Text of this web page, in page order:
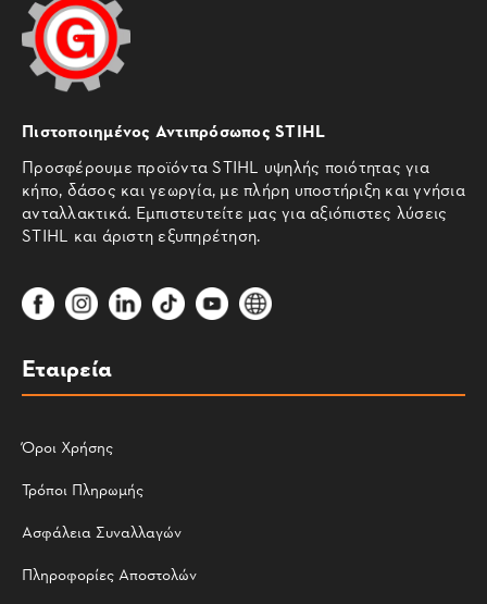
Πιστοποιημένος Αντιπρόσωπος STIHL
Προσφέρουμε προϊόντα STIHL υψηλής ποιότητας για
κήπο, δάσος και γεωργία, με πλήρη υποστήριξη και γνήσια
ανταλλακτικά. Εμπιστευτείτε μας για αξιόπιστες λύσεις
STIHL και άριστη εξυπηρέτηση.
Εταιρεία
Όροι Χρήσης
Τρόποι Πληρωμής
Ασφάλεια Συναλλαγών
Πληροφορίες Αποστολών